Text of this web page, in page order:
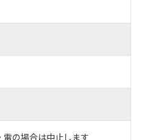
の場合は中止します